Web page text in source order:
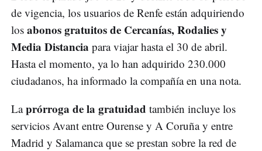
de vigencia, los usuarios de Renfe están adquiriendo
los abonos gratuitos de Cercanías, Rodalies y
Media Distancia para viajar hasta el 30 de abril.
Hasta el momento, ya lo han adquirido 230.000
ciudadanos, ha informado la compañía en una nota.
Laprórroga de la gratuidad también incluye los
servicios Avant entre Ourense y A Coruña y entre
Madrid y Salamanca que se prestan sobre la red de